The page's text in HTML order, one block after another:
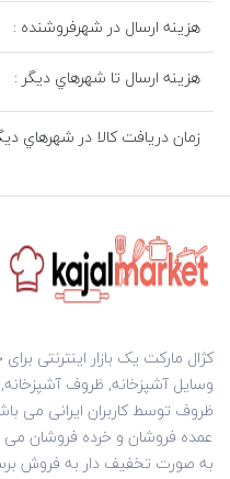
هزينه ارسال در شهرفروشنده :
هزينه ارسال تا شهرهاي ديگر :
زمان دريافت کالا در شهرهاي
کژال مارکت یک بازار اینترنتی
وسایل آشپزخانه, ظروف
ظروف توسط کاربران ایرانی می
عمده فروشان و خرده فروشان می
به صورت تخفیف دار به فروش